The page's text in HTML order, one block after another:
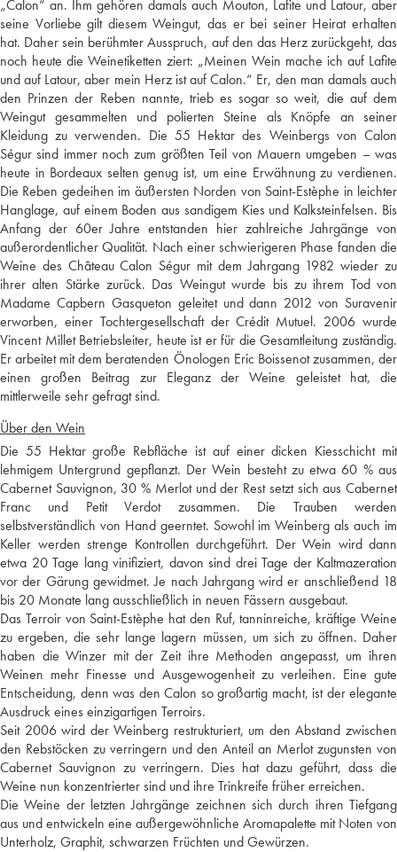
„Calon“ an. Ihm gehören damals auch Mouton, Lafite und Latour, aber
seine Vorliebe gilt diesem Weingut, das er bei seiner Heirat erhalten
hat. Daher sein berühmter Ausspruch, auf den das Herz zurückgeht, das
noch heute die Weinetiketten ziert: „Meinen Wein mache ich auf Lafite
und auf Latour, aber mein Herz ist auf Calon.“ Er, den man damals auch
den Prinzen der Reben nannte, trieb es sogar so weit, die auf dem
Weingut gesammelten und polierten Steine als Knöpfe an seiner
Kleidung zu verwenden. Die 55 Hektar des Weinbergs von Calon
Ségur sind immer noch zum größten Teil von Mauern umgeben – was
heute in Bordeaux selten genug ist, um eine Erwähnung zu verdienen.
Die Reben gedeihen im äußersten Norden von Saint-Estèphe in leichter
Hanglage, auf einem Boden aus sandigem Kies und Kalksteinfelsen. Bis
Anfang der 60er Jahre entstanden hier zahlreiche Jahrgänge von
außerordentlicher Qualität. Nach einer schwierigeren Phase fanden die
Weine des Château Calon Ségur mit dem Jahrgang 1982 wieder zu
ihrer alten Stärke zurück. Das Weingut wurde bis zu ihrem Tod von
Madame Capbern Gasqueton geleitet und dann 2012 von Suravenir
erworben, einer Tochtergesellschaft der Crédit Mutuel. 2006 wurde
Vincent Millet Betriebsleiter, heute ist er für die Gesamtleitung zuständig.
Er arbeitet mit dem beratenden Önologen Eric Boissenot zusammen, der
einen großen Beitrag zur Eleganz der Weine geleistet hat, die
mittlerweile sehr gefragt sind.
Über den Wein
Die 55 Hektar große Rebfläche ist auf einer dicken Kiesschicht mit
lehmigem Untergrund gepflanzt. Der Wein besteht zu etwa 60 % aus
Cabernet Sauvignon, 30 % Merlot und der Rest setzt sich aus Cabernet
Franc und Petit Verdot zusammen. Die Trauben werden
selbstverständlich von Hand geerntet. Sowohl im Weinberg als auch im
Keller werden strenge Kontrollen durchgeführt. Der Wein wird dann
etwa 20 Tage lang vinifiziert, davon sind drei Tage der Kaltmazeration
vor der Gärung gewidmet. Je nach Jahrgang wird er anschließend 18
bis 20 Monate lang ausschließlich in neuen Fässern ausgebaut.
Das Terroir von Saint-Estèphe hat den Ruf, tanninreiche, kräftige Weine
zu ergeben, die sehr lange lagern müssen, um sich zu öffnen. Daher
haben die Winzer mit der Zeit ihre Methoden angepasst, um ihren
Weinen mehr Finesse und Ausgewogenheit zu verleihen. Eine gute
Entscheidung, denn was den Calon so großartig macht, ist der elegante
Ausdruck eines einzigartigen Terroirs.
Seit 2006 wird der Weinberg restrukturiert, um den Abstand zwischen
den Rebstöcken zu verringern und den Anteil an Merlot zugunsten von
Cabernet Sauvignon zu verringern. Dies hat dazu geführt, dass die
Weine nun konzentrierter sind und ihre Trinkreife früher erreichen.
Die Weine der letzten Jahrgänge zeichnen sich durch ihren Tiefgang
aus und entwickeln eine außergewöhnliche Aromapalette mit Noten von
Unterholz, Graphit, schwarzen Früchten und Gewürzen.